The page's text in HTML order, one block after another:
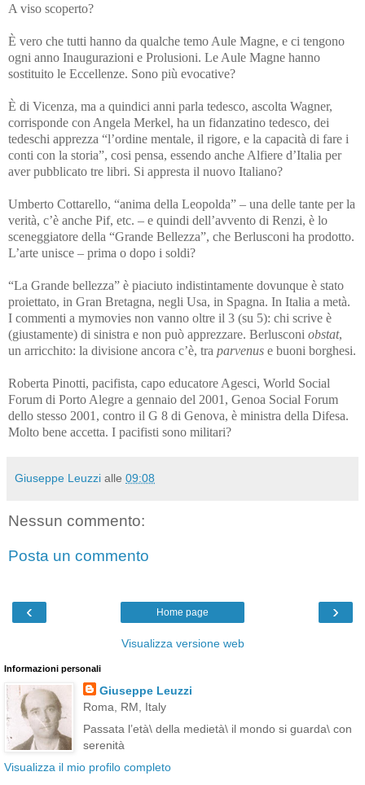
A viso scoperto?
È vero che tutti hanno da qualche temo Aule Magne, e ci tengono
ogni anno Inaugurazioni e Prolusioni. Le Aule Magne hanno
sostituito le Eccellenze. Sono più evocative?
È di Vicenza, ma a quindici anni parla tedesco, ascolta Wagner,
corrisponde con Angela Merkel, ha un fidanzatino tedesco, dei
tedeschi apprezza “l’ordine mentale, il rigore, e la capacità di fare i
conti con la storia”, cosi pensa, essendo anche Alfiere d’Italia per
aver pubblicato tre libri. Si appresta il nuovo Italiano?
Umberto Cottarello, “anima della Leopolda” – una delle tante per la
verità, c’è anche Pif, etc. – e quindi dell’avvento di Renzi, è lo
sceneggiatore della “Grande Bellezza”, che Berlusconi ha prodotto.
L’arte unisce – prima o dopo i soldi?
“La Grande bellezza” è piaciuto indistintamente dovunque è stato
proiettato, in Gran Bretagna, negli Usa, in Spagna. In Italia a metà.
I commenti a mymovies non vanno oltre il 3 (su 5): chi scrive è
(giustamente) di sinistra e non può apprezzare. Berlusconi obstat,
un arricchito: la divisione ancora c’è, tra parvenus e buoni borghesi.
Roberta Pinotti, pacifista, capo educatore Agesci, World Social
Forum di Porto Alegre a gennaio del 2001, Genoa Social Forum
dello stesso 2001, contro il G 8 di Genova, è ministra della Difesa.
Molto bene accetta. I pacifisti sono militari?
Giuseppe Leuzzi alle 09:08
Nessun commento:
Posta un commento
‹ ›
Home page
Visualizza versione web
Informazioni personali
Giuseppe Leuzzi
Roma, RM, Italy
Passata l’età\ della medietà\ il mondo si guarda\ con
serenità
Visualizza il mio profilo completo